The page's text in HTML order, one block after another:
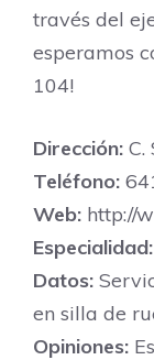
través del
esperamos
104!
Dirección: C.
Teléfono:
Web: http://
Especialidad:
Datos:
en silla de
Opiniones: